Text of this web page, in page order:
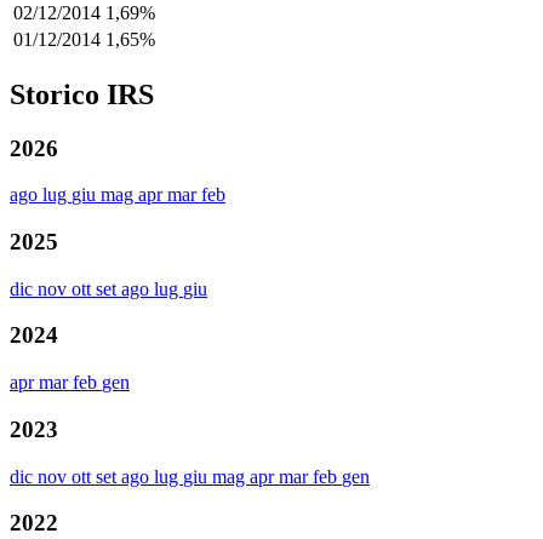
02/12/2014 1,69%
01/12/2014 1,65%
Storico IRS
2026
ago lug giu mag aprmarfeb
2025
dic nov ott set ago lug giu
2024
aprmarfeb gen
2023
dic nov ott set ago lug giu mag aprmarfeb gen
2022